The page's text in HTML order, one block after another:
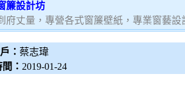
簾設計坊
府丈量，專營各式窗簾壁紙，專業窗藝
： 蔡志瑋
： 2019-01-24